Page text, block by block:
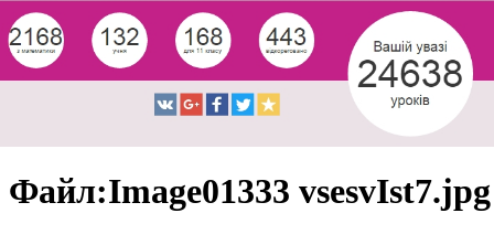
Файл:Image01333 vsesvIst7.jpg